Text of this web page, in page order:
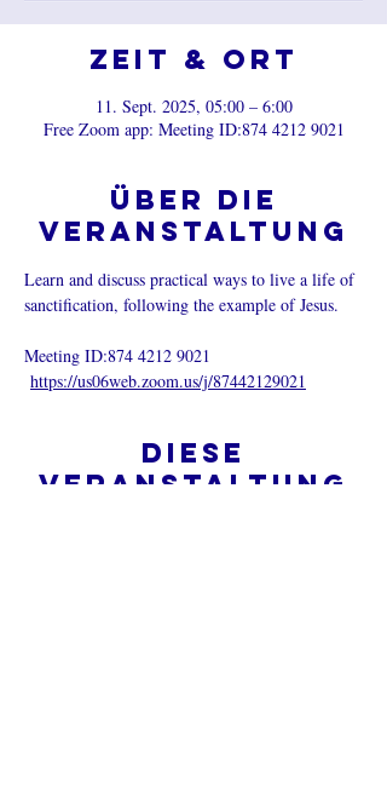
Zeit & Ort
11. Sept. 2025, 05:00 – 6:00
Free Zoom app: Meeting ID:874 4212 9021
Über die
Veranstaltung
Learn and discuss practical ways to live a life of
sanctification, following the example of Jesus.
Meeting ID:874 4212 9021
https://us06web.zoom.us/j/87442129021
Diese
Veranstaltung